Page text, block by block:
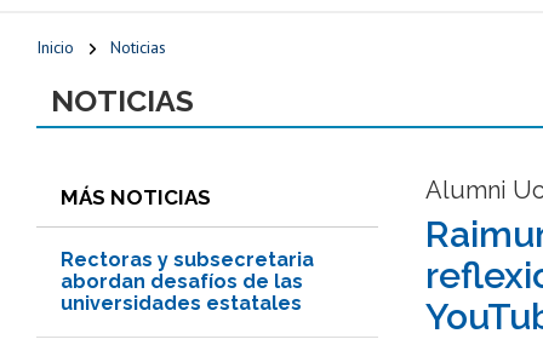
Inicio Noticias
NOTICIAS
MÁS NOTICIAS
Rectoras y subsecretaria
abordan desafíos de las
universidades estatales
Alumni